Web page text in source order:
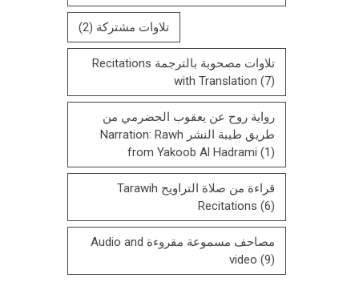
تلاوات مشتركة (2)
تلاوات مصحوبة بالترجمة Recitations
with Translation (7)
رواية روح عن يعقوب الحضرمي من
طريق طيبة النشر Narration: Rawh
from Yakoob Al Hadrami (1)
قراءة من صلاة التراويح Tarawih
Recitations (6)
مصاحف مسموعة مقروءة Audio and
video (9)